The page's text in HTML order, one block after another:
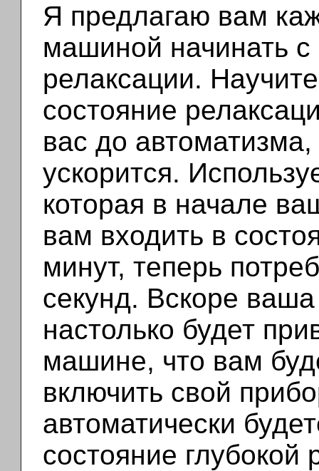
Я предлагаю вам
машиной начинать
релаксации.
состояние
вас до
ускорится.
которая в начале
вам входить в
минут, теперь
секунд. Вскоре
настолько будет
машине, что вам
включить свой
автоматически
состояние глубокой